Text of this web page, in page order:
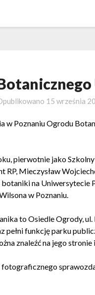
15 września
w Poznaniu Ogrodu
pierwotnie jako
RP, Mieczysław
na Uniwersytecie
w Poznaniu.
to Osiedle Ogrody,
funkcję parku
znaleźć na jego